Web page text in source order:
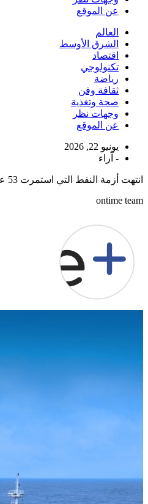
عن الموقع
العالم
الشرق الأوسط
اقتصاد
تكنولوجي
رياضة
ثقافة وفن
صحة وتغذية
وجهات نظر
عن الموقع
يونيو 22, 2026
- آراء
انتهت أزمة النفط التي استمرت 53 عاماً أخيراً!
ontime team